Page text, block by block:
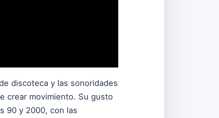
discoteca y las sonoridades
crear movimiento. Su gusto
90 y 2000, con las